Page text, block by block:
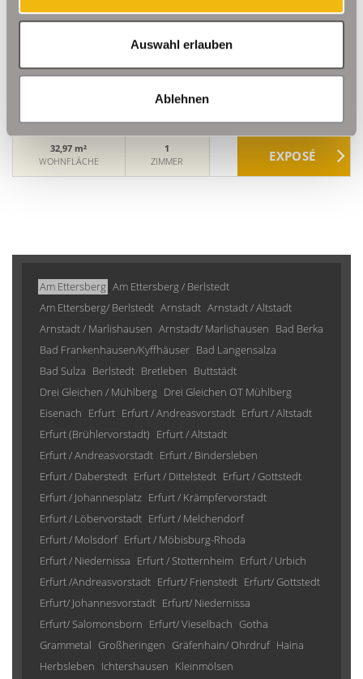
Auswahl erlauben
Ablehnen
Einraumwohnung mit Balkon in Zentrumsnähe
32,97 m²
WOHNFLÄCHE
1
ZIMMER
Am Ettersberg Am Ettersberg / Berlstedt
Am Ettersberg/ Berlstedt Arnstadt Arnstadt / Altstadt
Arnstadt / Marlishausen Arnstadt/ Marlishausen Bad Berka
Bad Frankenhausen/Kyffhäuser Bad Langensalza
Bad Sulza Berlstedt Bretleben Buttstädt
Drei Gleichen / Mühlberg Drei Gleichen OT Mühlberg
Eisenach Erfurt Erfurt / Andreasvorstadt Erfurt / Altstadt
Erfurt (Brühlervorstadt) Erfurt / Altstadt
Erfurt / Andreasvorstadt Erfurt / Bindersleben
Erfurt / Daberstedt Erfurt / Dittelstedt Erfurt / Gottstedt
Erfurt / Johannesplatz Erfurt / Krämpfervorstadt
Erfurt / Löbervorstadt Erfurt / Melchendorf
Erfurt / Molsdorf Erfurt / Möbisburg-Rhoda
Erfurt / Niedernissa Erfurt / Stotternheim Erfurt / Urbich
Erfurt /Andreasvorstadt Erfurt/ Frienstedt Erfurt/ Gottstedt
Erfurt/ Johannesvorstadt Erfurt/ Niedernissa
Erfurt/ Salomonsborn Erfurt/ Vieselbach Gotha
Grammetal Großheringen Gräfenhain/ Ohrdruf Haina
Herbsleben Ichtershausen Kleinmölsen